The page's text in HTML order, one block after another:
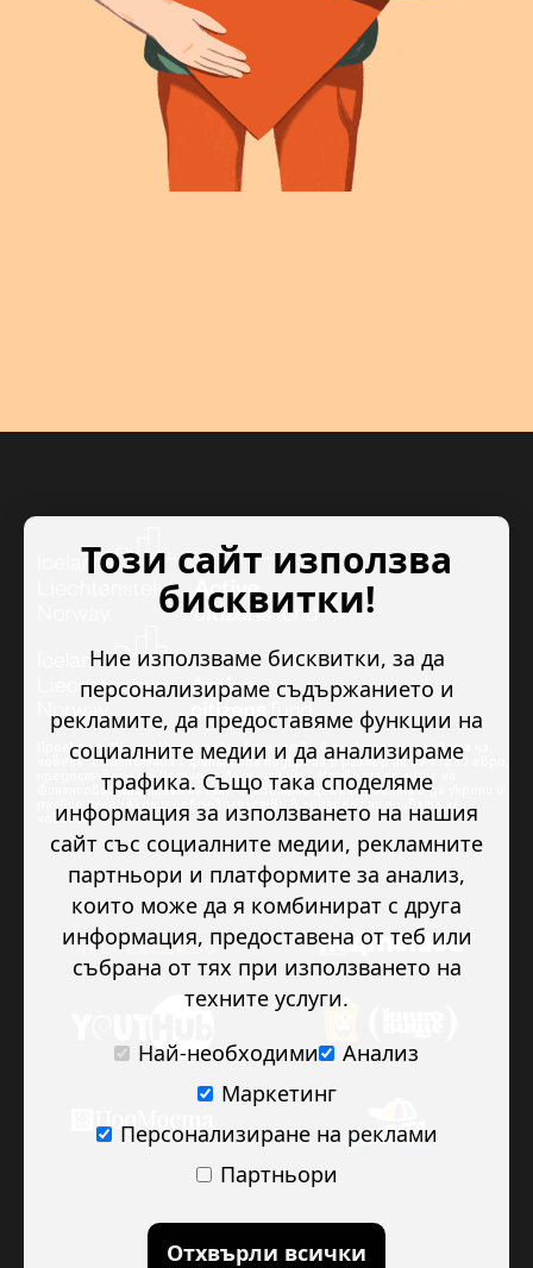
Проектът “Младежкото доброволчество в подкрепа на правата на
човека” се изпълнява с финансова подкрепа в размер на 89 978.50 евро,
предоставена от Исландия, Лихтенщайн и Норвегия по линия на
Финансовия механизъм на ЕИП. Основната цел на проекта е да укрепи и
развие младежкото доброволчество в подкрепа на правата на
човека.
Този сайт използва
бисквитки!
Ние използваме бисквитки, за да
персонализираме съдържанието и
рекламите, да предоставяме функции на
социалните медии и да анализираме
трафика. Също така споделяме
информация за използването на нашия
сайт със социалните медии, рекламните
партньори и платформите за анализ,
които може да я комбинират с друга
информация, предоставена от теб или
събрана от тях при използването на
техните услуги.
Най-необходими
Анализ
Маркетинг
Персонализиране на реклами
Партньори
Отхвърли всички